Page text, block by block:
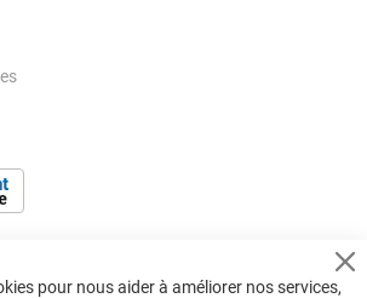
pour nous aider à améliorer nos services,